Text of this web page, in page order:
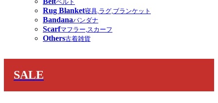
ベルト
Rug Blanket寝具,ラグ,ブランケット
Bandanaバンダナ
Scarfマフラー,スカーフ
Others古着雑貨
SALE